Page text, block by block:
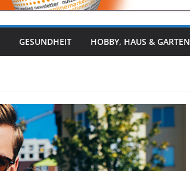
GESUNDHEIT HOBBY, HAUS & GARTEN